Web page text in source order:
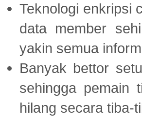
Teknologi enkripsi
data member
yakin semua
Banyak bettor
sehingga pemain
hilang secara tiba-